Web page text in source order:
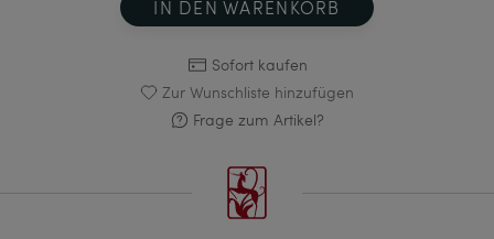
IN DEN WARENKORB
Sofort kaufen
Zur Wunschliste hinzufügen
Frage zum Artikel?